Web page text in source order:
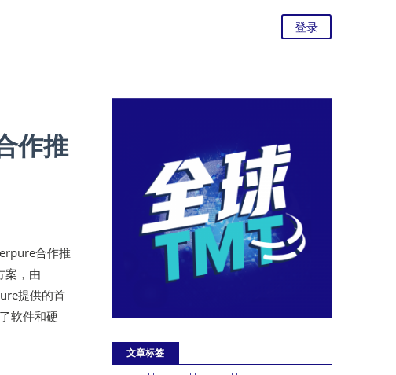
登录
作推
合作推
案，由
提供的首
软件和硬
文章标签